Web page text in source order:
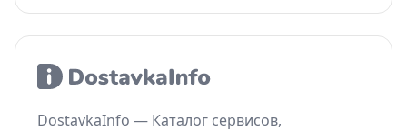
DostavkaInfo — Каталог сервисов,